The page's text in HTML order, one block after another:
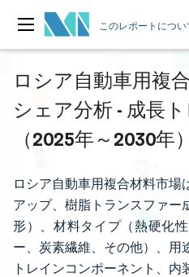
このレポートについ
ロシア自動車用複
シェア分析 - 成長
（2025年～2030年）
ロシア自動車用複合材料市場
アップ、樹脂トランスファー
形）、材料タイプ（熱硬化
ー、炭素繊維、その他）、用
トレインコンポーネント、